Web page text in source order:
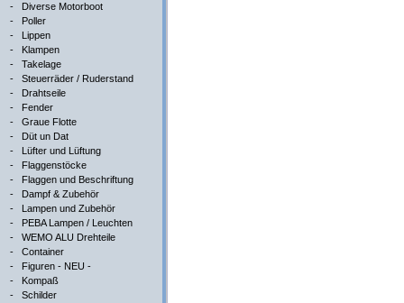
- Diverse Motorboot
- Poller
- Lippen
- Klampen
- Takelage
- Steuerräder / Ruderstand
- Drahtseile
- Fender
- Graue Flotte
- Düt un Dat
- Lüfter und Lüftung
- Flaggenstöcke
- Flaggen und Beschriftung
- Dampf & Zubehör
- Lampen und Zubehör
- PEBA Lampen / Leuchten
- WEMO ALU Drehteile
- Container
- Figuren - NEU -
- Kompaß
- Schilder